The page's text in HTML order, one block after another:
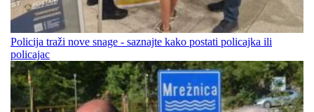
Policija traži nove snage - saznajte kako postati policajka ili
policajac